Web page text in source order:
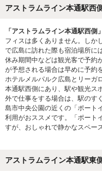
アストラムライン本通駅西
「アストラムライン本通駅西側」
フィスは多くありません。しか
で広島に訪れた際も宿泊場所に
休み期間中などは観光客で予約
が予想される場合は早めに予約
ホテルメルパルク広島とリーガ
本通駅西側にあり、駅や観光ス
外で仕事をする場合は、駅のす
島市中央公園の近くの「ポート
利用がおススメです。「ポート
すが、おしゃれで静かなスペー
アストラムライン本通駅東